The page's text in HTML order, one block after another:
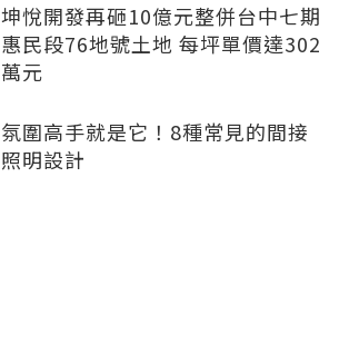
坤悅開發再砸10億元整併台中七期
惠民段76地號土地 每坪單價達302
萬元
氛圍高手就是它！8種常見的間接
照明設計